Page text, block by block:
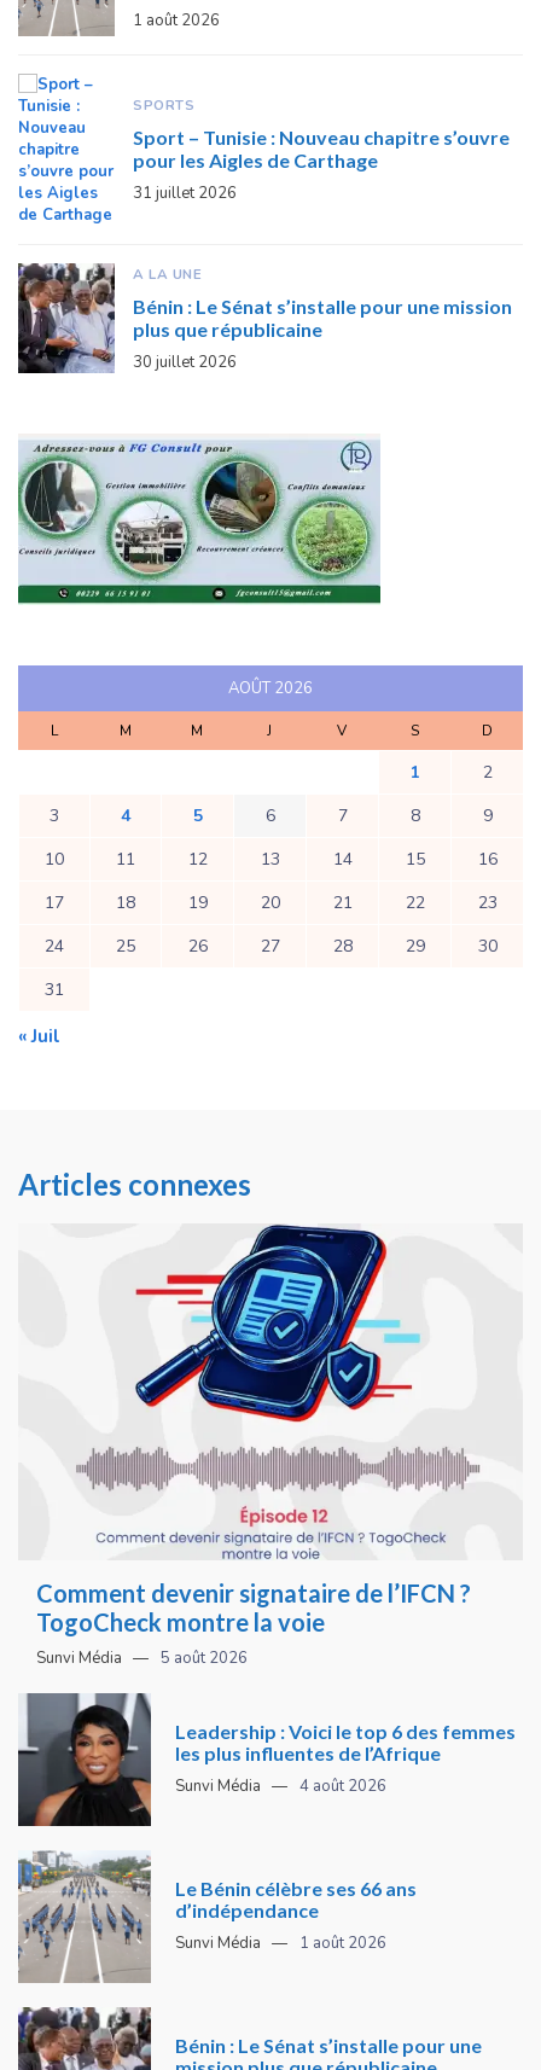
1 août 2026
SPORTS
Sport – Tunisie : Nouveau chapitre s’ouvre
pour les Aigles de Carthage
31 juillet 2026
A LA UNE
Bénin : Le Sénat s’installe pour une mission
plus que républicaine
30 juillet 2026
AOÛT 2026
L M M J V S D
1
2
3
4 5 6 7 8
9
10
11 12 13 14 15
16
17
18 19 20 21 22
23
24
25 26 27 28 29
30
31
« Juil
Articles connexes
Comment devenir signataire de l’IFCN ?
TogoCheck montre la voie
Sunvi Média 5 août 2026
Leadership : Voici le top 6 des femmes
les plus influentes de l’Afrique
Sunvi Média 4 août 2026
Le Bénin célèbre ses 66 ans
d’indépendance
Sunvi Média 1 août 2026
Bénin : Le Sénat s’installe pour une